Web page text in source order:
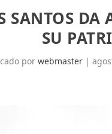
SANTOS
SU
porwebmaster |